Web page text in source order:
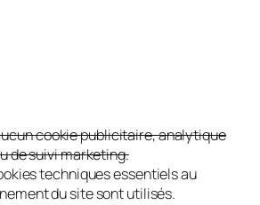
cookie publicitaire, analytique
de suivi marketing.
techniques essentiels au
du site sont utilisés.